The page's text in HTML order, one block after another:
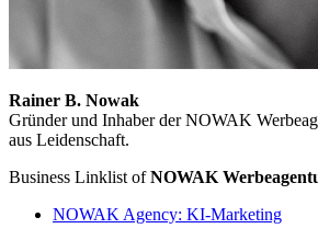
Rainer B. Nowak
Gründer und Inhaber der NOWAK
aus Leidenschaft.
Business Linklist ofNOWAK
NOWAK Agency: KI-Marketing